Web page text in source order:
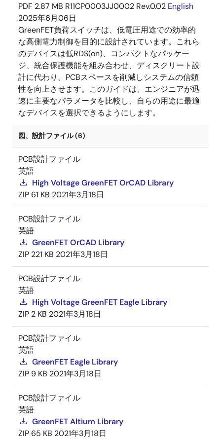
PDF 2.87 MB R11CP0003JJ0002 Rev.0.02 English
2025年6月06日
GreenFET負荷スイッチは、低電圧用途での効率的
な高側電力制御を目的に設計されています。これら
のデバイスは低RDS(on)、コンパクトなパッケー
ジ、統合保護機能を組み合わせ、ディスクリート設
計に代わり、PCBスペースを削減しシステムの信頼
性を向上させます。このガイドは、エンジニアが迅
速に主要なパラメータを比較し、自らの用途に最適
なデバイスを選択できるようにします。
図、設計ファイル (6)
PCB設計ファイル
英語
High Voltage GreenFET OrCAD Library
ZIP 61 KB 2021年3月18日
PCB設計ファイル
英語
GreenFET OrCAD Library
ZIP 221 KB 2021年3月18日
PCB設計ファイル
英語
High Voltage GreenFET Eagle Library
ZIP 2 KB 2021年3月18日
PCB設計ファイル
英語
GreenFET Eagle Library
ZIP 9 KB 2021年3月18日
PCB設計ファイル
英語
GreenFET Altium Library
ZIP 65 KB 2021年3月18日